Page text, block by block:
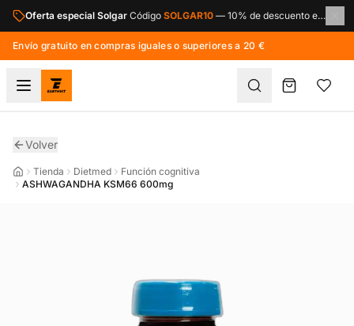
Saltar al contenido principal
Oferta especial Solgar Código SOLGAR10 — 10% de descuento en toda la marca Solgar.
Envío gratuito en compras iguales o superiores a 20 €
Volver
Tienda Dietmed
Función cognitiva
ASHWAGANDHA KSM66 600mg